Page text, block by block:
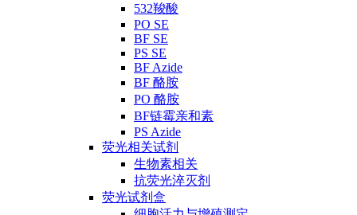
532羧酸
PO SE
BF SE
PS SE
BF Azide
BF 酪胺
PO 酪胺
BF链霉亲和素
PS Azide
荧光相关试剂
生物素相关
抗荧光淬灭剂
荧光试剂盒